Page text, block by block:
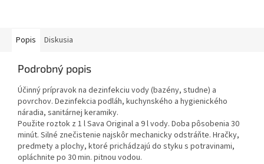
Popis Diskusia
Podrobný popis
Účinný prípravok na dezinfekciu vody (bazény, studne) a
povrchov. Dezinfekcia podláh, kuchynského a hygienického
náradia, sanitárnej keramiky.
Použite roztok z 1 l Sava Original a 9 l vody. Doba pôsobenia 30
minút. Silné znečistenie najskôr mechanicky odstráňte. Hračky,
predmety a plochy, ktoré prichádzajú do styku s potravinami,
opláchnite po 30 min. pitnou vodou.